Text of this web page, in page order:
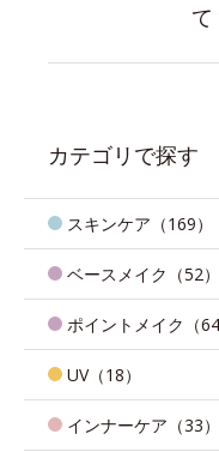
て
カテゴリで探す
スキンケア（169）
ベースメイク（52）
ポイントメイク（64
UV（18）
インナーケア（33）